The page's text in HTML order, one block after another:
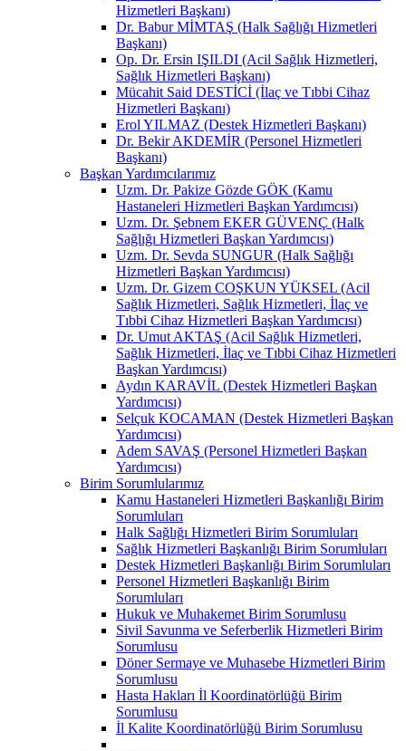
Hizmetleri Başkanı)
Dr. Babur MİMTAŞ (Halk Sağlığı Hizmetleri
Başkanı)
Op. Dr. Ersin IŞILDI (Acil Sağlık Hizmetleri,
Sağlık Hizmetleri Başkanı)
Mücahit Said DESTİCİ (İlaç ve Tıbbi Cihaz
Hizmetleri Başkanı)
Erol YILMAZ (Destek Hizmetleri Başkanı)
Dr. Bekir AKDEMİR (Personel Hizmetleri
Başkanı)
Başkan Yardımcılarımız
Uzm. Dr. Pakize Gözde GÖK (Kamu
Hastaneleri Hizmetleri Başkan Yardımcısı)
Uzm. Dr. Şebnem EKER GÜVENÇ (Halk
Sağlığı Hizmetleri Başkan Yardımcısı)
Uzm. Dr. Sevda SUNGUR (Halk Sağlığı
Hizmetleri Başkan Yardımcısı)
Uzm. Dr. Gizem COŞKUN YÜKSEL (Acil
Sağlık Hizmetleri, Sağlık Hizmetleri, İlaç ve
Tıbbi Cihaz Hizmetleri Başkan Yardımcısı)
Dr. Umut AKTAŞ (Acil Sağlık Hizmetleri,
Sağlık Hizmetleri, İlaç ve Tıbbi Cihaz Hizmetleri
Başkan Yardımcısı)
Aydın KARAVİL (Destek Hizmetleri Başkan
Yardımcısı)
Selçuk KOCAMAN (Destek Hizmetleri Başkan
Yardımcısı)
Adem SAVAŞ (Personel Hizmetleri Başkan
Yardımcısı)
Birim Sorumlularımız
Kamu Hastaneleri Hizmetleri Başkanlığı Birim
Sorumluları
Halk Sağlığı Hizmetleri Birim Sorumluları
Sağlık Hizmetleri Başkanlığı Birim Sorumluları
Destek Hizmetleri Başkanlığı Birim Sorumluları
Personel Hizmetleri Başkanlığı Birim
Sorumluları
Hukuk ve Muhakemet Birim Sorumlusu
Sivil Savunma ve Seferberlik Hizmetleri Birim
Sorumlusu
Döner Sermaye ve Muhasebe Hizmetleri Birim
Sorumlusu
Hasta Hakları İl Koordinatörlüğü Birim
Sorumlusu
İl Kalite Koordinatörlüğü Birim Sorumlusu